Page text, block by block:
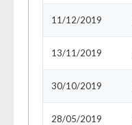
11/12/2019
13/11/2019
30/10/2019
28/05/2019